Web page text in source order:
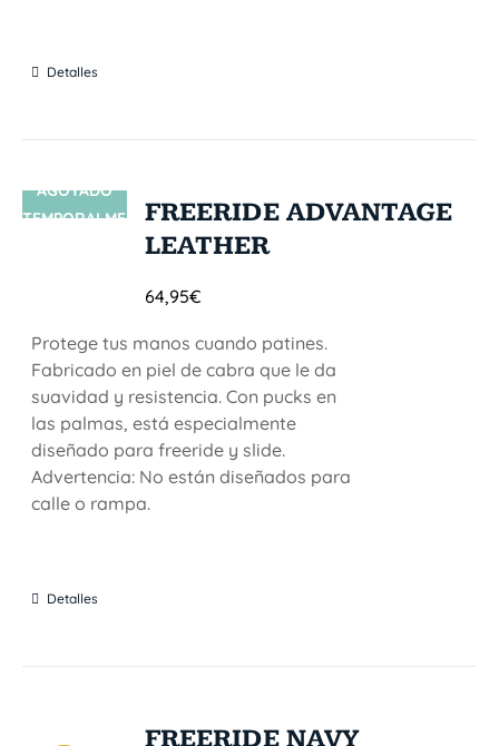
Detalles
SIN STOCK
AGOTADO
TEMPORALME
FREERIDE ADVANTAGE
LEATHER
64,95€
Protege tus manos cuando patines.
Fabricado en piel de cabra que le da
suavidad y resistencia. Con pucks en
las palmas, está especialmente
diseñado para freeride y slide.
Advertencia: No están diseñados para
calle o rampa.
Detalles
FREERIDE NAVY